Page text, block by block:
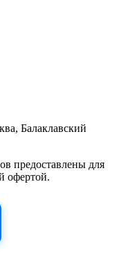
Балаклавский
предоставлены для
офертой.